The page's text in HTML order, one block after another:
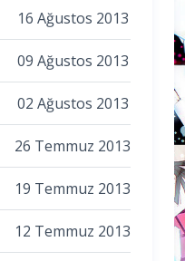
16 Ağustos 2013
09 Ağustos 2013
02 Ağustos 2013
26 Temmuz 2013
19 Temmuz 2013
12 Temmuz 2013